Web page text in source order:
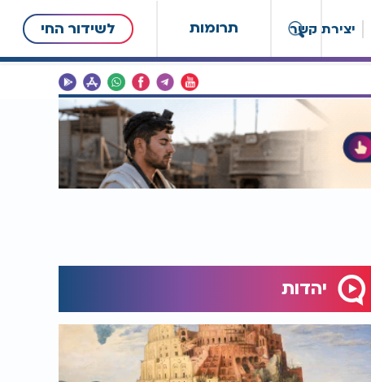
תרומות לשידור החי יצירת קשר
יהדות